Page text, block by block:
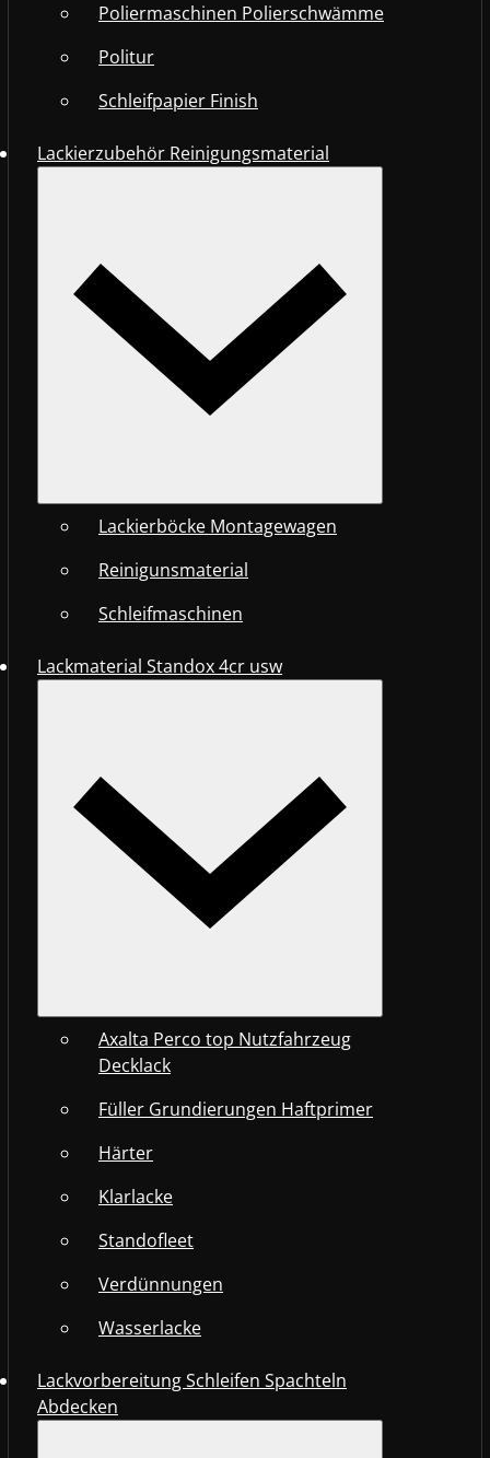
Poliermaschinen Polierschwämme
Politur
Schleifpapier Finish
Lackierzubehör Reinigungsmaterial
Lackierböcke Montagewagen
Reinigunsmaterial
Schleifmaschinen
Lackmaterial Standox 4cr usw
Axalta Perco top Nutzfahrzeug
Decklack
Füller Grundierungen Haftprimer
Härter
Klarlacke
Standofleet
Verdünnungen
Wasserlacke
Lackvorbereitung Schleifen Spachteln
Abdecken